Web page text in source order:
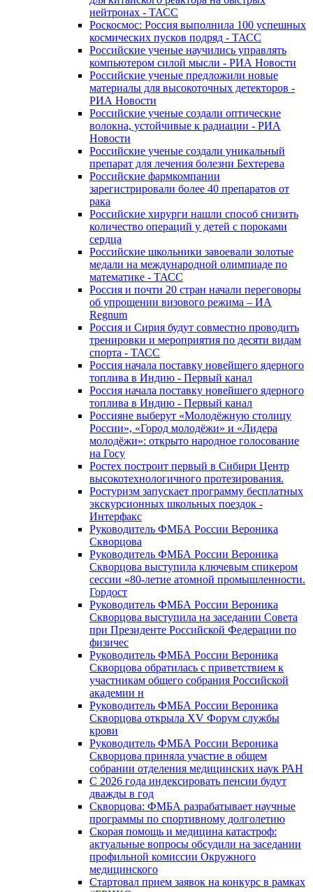
нейтронах - ТАСС
Роскосмос: Россия выполнила 100 успешных
космических пусков подряд - ТАСС
Российские ученые научились управлять
компьютером силой мысли - РИА Новости
Российские ученые предложили новые
материалы для высокоточных детекторов -
РИА Новости
Российские ученые создали оптические
волокна, устойчивые к радиации - РИА
Новости
Российские ученые создали уникальный
препарат для лечения болезни Бехтерева
Российские фармкомпании
зарегистрировали более 40 препаратов от
рака
Российские хирурги нашли способ снизить
количество операций у детей с пороками
сердца
Российские школьники завоевали золотые
медали на международной олимпиаде по
математике - ТАСС
Россия и почти 20 стран начали переговоры
об упрощении визового режима – ИА
Regnum
Россия и Сирия будут совместно проводить
тренировки и мероприятия по десяти видам
спорта - ТАСС
Россия начала поставку новейшего ядерного
топлива в Индию - Первый канал
Россия начала поставку новейшего ядерного
топлива в Индию - Первый канал
Россияне выберут «Молодёжную столицу
России», «Город молодёжи» и «Лидера
молодёжи»: открыто народное голосование
на Госу
Ростех построит первый в Сибири Центр
высокотехнологичного протезирования.
Ростуризм запускает программу бесплатных
экскурсионных школьных поездок -
Интерфакс
Руководитель ФМБА России Вероника
Скворцова
Руководитель ФМБА России Вероника
Скворцова выступила ключевым спикером
сессии «80-летие атомной промышленности.
Гордост
Руководитель ФМБА России Вероника
Скворцова выступила на заседании Совета
при Президенте Российской Федерации по
физичес
Руководитель ФМБА России Вероника
Скворцова обратилась с приветствием к
участникам общего собрания Российской
академии н
Руководитель ФМБА России Вероника
Скворцова открыла XV Форум службы
крови
Руководитель ФМБА России Вероника
Скворцова приняла участие в общем
собрании отделения медицинских наук РАН
С 2026 года индексировать пенсии будут
дважды в год
Скворцова: ФМБА разрабатывает научные
программы по спортивному долголетию
Скорая помощь и медицина катастроф:
актуальные вопросы обсудили на заседании
профильной комиссии Окружного
медицинского
Стартовал прием заявок на конкурс в рамках